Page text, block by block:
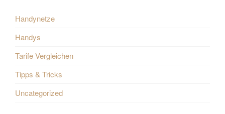
Handynetze
Handys
Tarife Vergleichen
Tipps & Tricks
Uncategorized